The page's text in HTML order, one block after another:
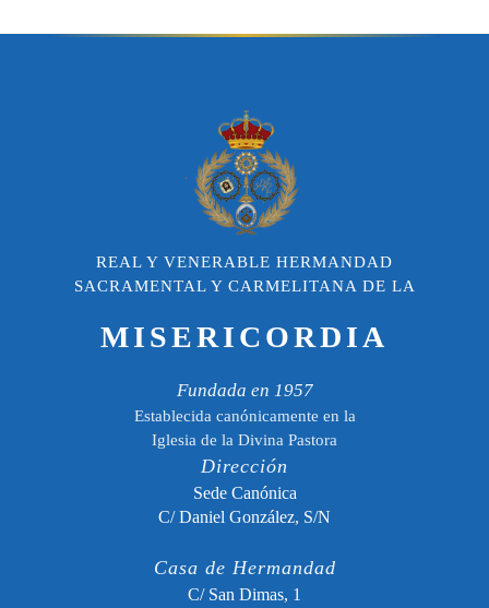
REAL Y VENERABLE HERMANDAD
SACRAMENTAL Y CARMELITANA DE LA
MISERICORDIA
Fundada en 1957
Establecida canónicamente en la
Iglesia de la Divina Pastora
Dirección
Sede Canónica
C/ Daniel González, S/N
Casa de Hermandad
C/ San Dimas, 1